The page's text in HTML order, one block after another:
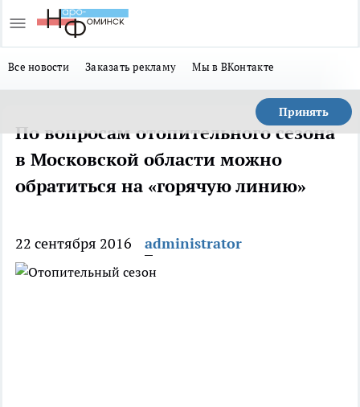
Все новости Заказать рекламу Мы в ВКонтакте
Принять
По вопросам отопительного сезона
в Московской области можно
обратиться на «горячую линию»
22 сентября 2016 administrator